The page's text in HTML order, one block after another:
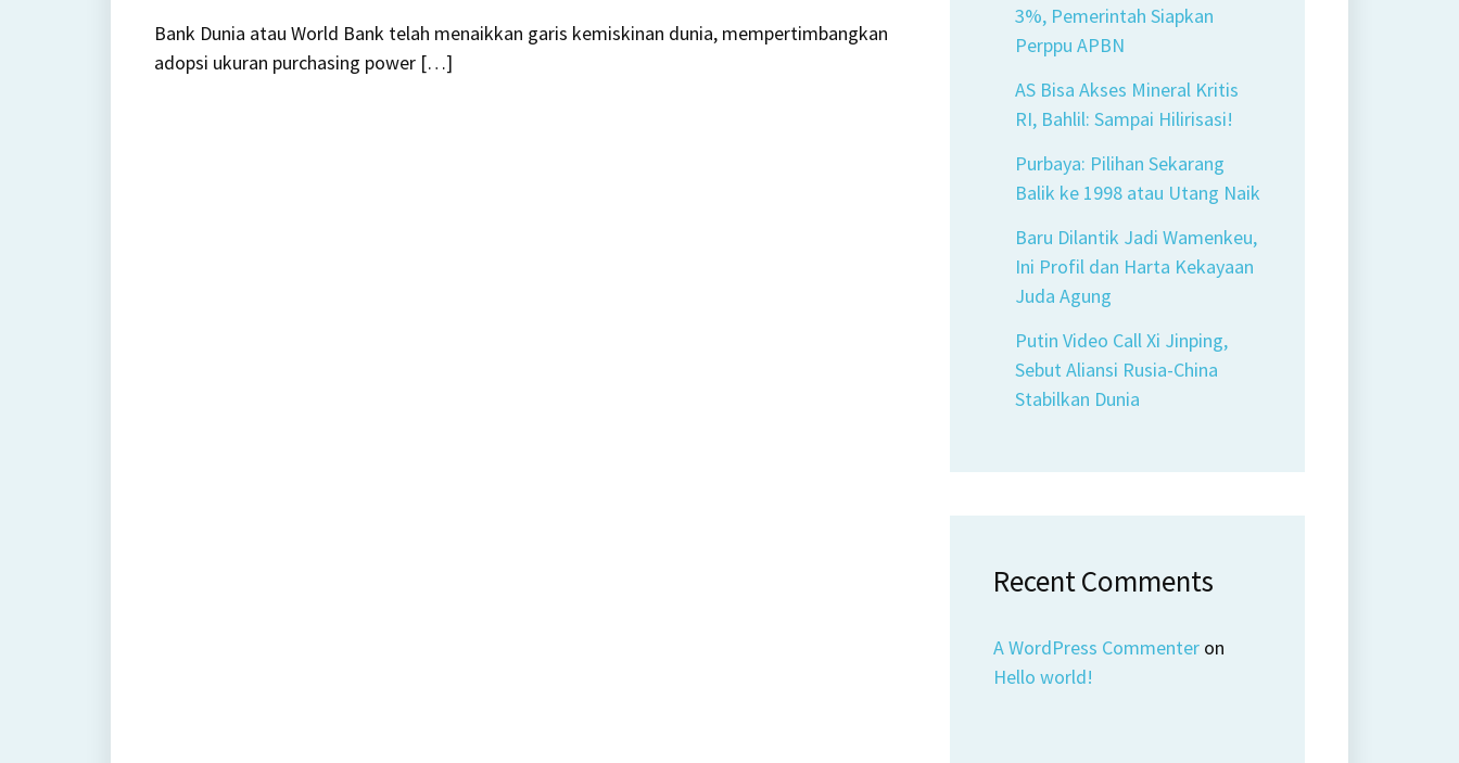
Bank Dunia atau World Bank telah menaikkan garis kemiskinan dunia, mempertimbangkan
adopsi ukuran purchasing power […]
3%, Pemerintah Siapkan
Perppu APBN
AS Bisa Akses Mineral Kritis
RI, Bahlil: Sampai Hilirisasi!
Purbaya: Pilihan Sekarang
Balik ke 1998 atau Utang Naik
Baru Dilantik Jadi Wamenkeu,
Ini Profil dan Harta Kekayaan
Juda Agung
Putin Video Call Xi Jinping,
Sebut Aliansi Rusia-China
Stabilkan Dunia
Recent Comments
A WordPress Commenter on
Hello world!